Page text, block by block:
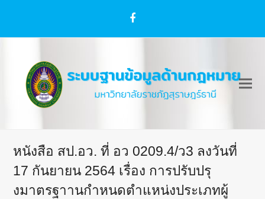
Facebook
หนังสือ สป.อว. ที่ อว 0209.4/ว3 ลงวันที่
17 กันยายน 2564 เรื่อง การปรับปรุ
งมาตรฐาานกำหนดตำแหน่งประเภทผู้